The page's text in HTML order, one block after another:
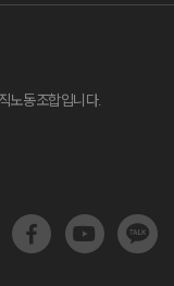
노동조합입니다.